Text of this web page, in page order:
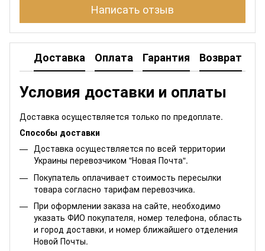
Написать отзыв
Доставка Оплата Гарантия Возврат
Условия доставки и оплаты
Доставка осуществляется только по предоплате.
Способы доставки
Доставка осуществляется по всей территории
Украины перевозчиком "Новая Почта".
Покупатель оплачивает стоимость пересылки
товара согласно тарифам перевозчика.
При оформлении заказа на сайте, необходимо
указать ФИО покупателя, номер телефона, область
и город доставки, и номер ближайшего отделения
Новой Почты.